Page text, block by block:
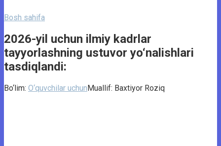
Bosh sahifa
2026-yil uchun ilmiy kadrlar
tayyorlashning ustuvor yo‘nalishlari
tasdiqlandi:
Bo‘lim: O‘quvchilar uchunMuallif: Baxtiyor Roziq